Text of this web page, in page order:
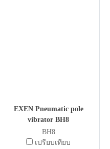
EXEN Pneumatic pole
vibrator BH8
BH8
เปรียบเทียบ